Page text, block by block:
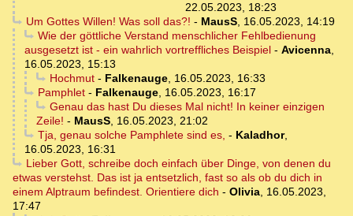
22.05.2023, 18:23
Um Gottes Willen! Was soll das?! - MausS, 16.05.2023, 14:19
Wie der göttliche Verstand menschlicher Fehlbedienung
ausgesetzt ist - ein wahrlich vortreffliches Beispiel - Avicenna
16.05.2023, 15:13
Hochmut- Falkenauge, 16.05.2023, 16:33
Pamphlet- Falkenauge, 16.05.2023, 16:17
Genau das hast Du dieses Mal nicht! In keiner einzigen
Zeile! - MausS 16.05.2023, 21:02
Tja, genau solche Pamphlete sind es, - Kaladhor,
16.05.2023, 16:31
Lieber Gott, schreibe doch einfach über Dinge, von denen du
etwas verstehst. Das ist ja entsetzlich, fast so als ob du dich in
einem Alptraum befindest. Orientiere dich - Olivia 16.05.2023,
17:47